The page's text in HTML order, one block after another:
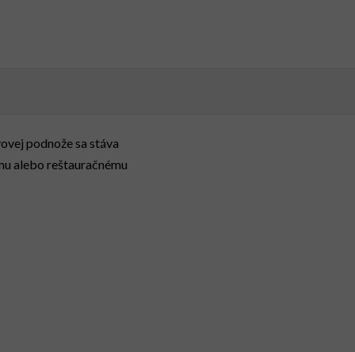
podnože sa stáva
alebo reštauračnému